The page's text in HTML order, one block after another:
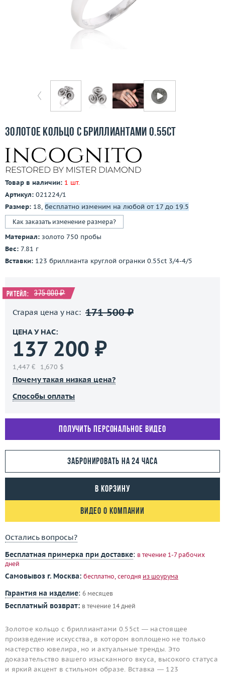
Бесплатная доставка
Контакты
Заказать звонок
Золотое кольцо с бриллиантами 0.55ct
Товар в наличии: 1 шт.
Артикул: 021224/1
Размер: 18, бесплатно изменим на любой от 17 до 19.5
Как заказать изменение размера?
Материал: золото 750 пробы
Вес: 7.81 г
Вставки: 123 бриллианта круглой огранки 0.55ct 3/4-4/5
Ритейл: 375 000 ₽
Старая цена у нас: 171 500 ₽
ЦЕНА У НАС:
137 200 ₽
1,447 € 1,670 $
Почему такая низкая цена?
Способы оплаты
Получить персональное видео
Забронировать на 24 часа
В корзину
Видео о компании
Остались вопросы?
Бесплатная примерка при доставке: в течение 1-7 рабочих
дней
Самовывоз г. Москва: бесплатно, сегодня из шоурума
Гарантия на изделие: 6 месяцев
Бесплатный возврат: в течение 14 дней
Золотое кольцо с бриллиантами 0.55ct — настоящее
произведение искусства, в котором воплощено не только
мастерство ювелира, но и актуальные тренды. Это
доказательство вашего изысканного вкуса, высокого статуса
и яркий акцент в стильном образе. Вставка — 123